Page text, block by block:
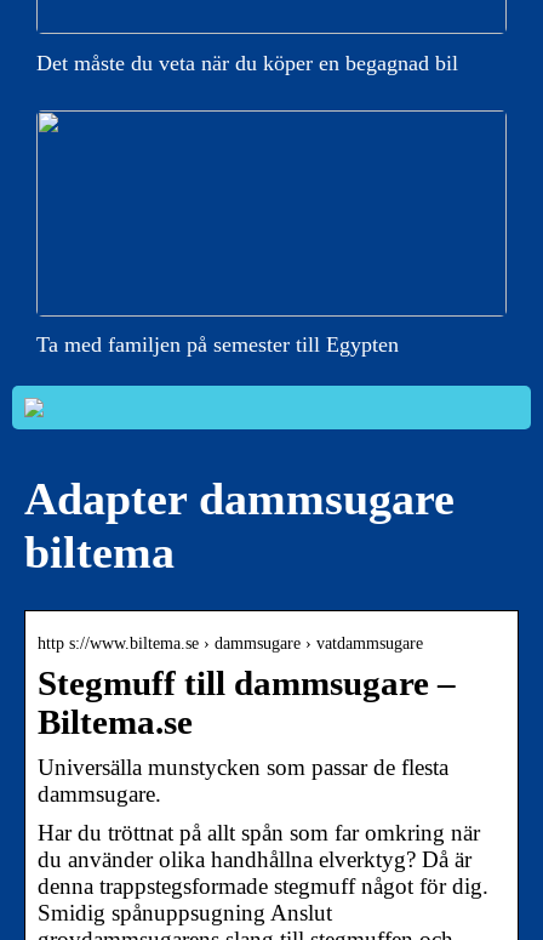
Det måste du veta när du köper en begagnad bil
Ta med familjen på semester till Egypten
Adapter dammsugare
biltema
http s://www.biltema.se › dammsugare › vatdammsugare
Stegmuff till dammsugare –
Biltema.se
Universälla munstycken som passar de flesta
dammsugare.
Har du tröttnat på allt spån som far omkring när
du använder olika handhållna elverktyg? Då är
denna trappstegsformade stegmuff något för dig.
Smidig spånuppsugning Anslut